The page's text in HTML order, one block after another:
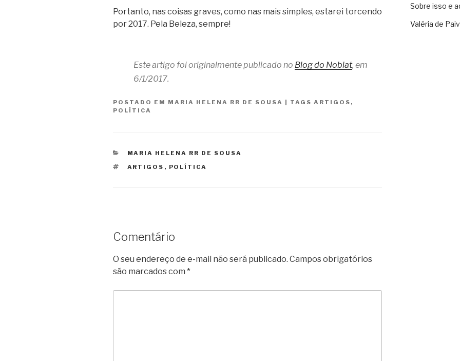
Portanto, nas coisas graves, como nas mais simples, estarei torcendo
por 2017. Pela Beleza, sempre!
Este artigo foi originalmente publicado no Blog do Noblat, em
6/1/2017.
POSTADO EM MARIA HELENA RR DE SOUSA | TAGS ARTIGOS ,
POLÍTICA
CATEGORIAS
MARIA HELENA RR DE SOUSA
TAGS
ARTIGOS , POLÍTICA
Comentário
O seu endereço de e-mail não será publicado. Campos obrigatórios
são marcados com *
Sobre isso e
Valéria de